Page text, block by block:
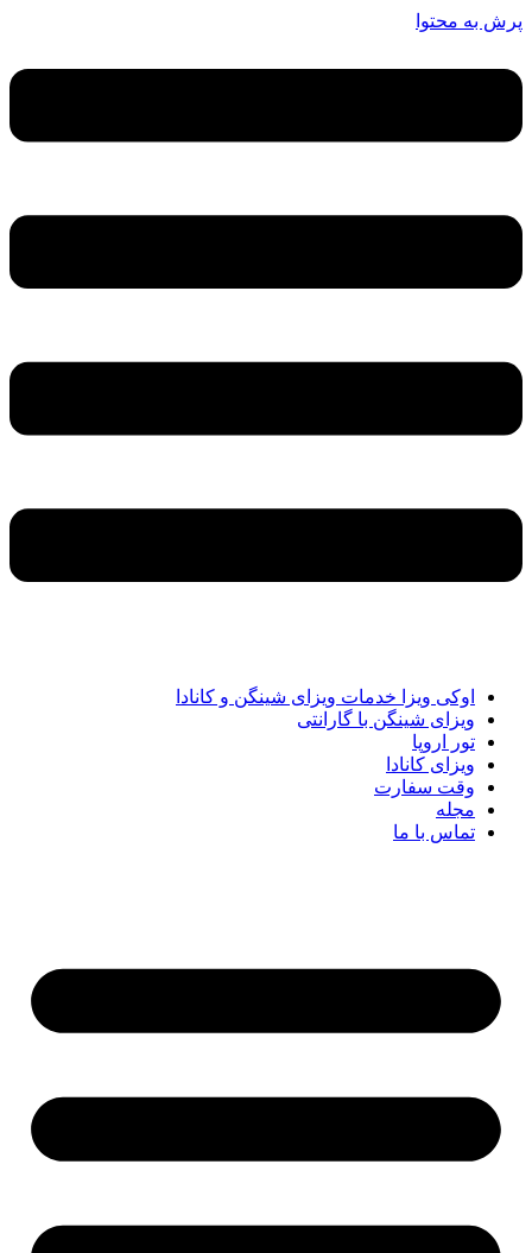
پرش به محتوا
اوکی ویزا خدمات ویزای شینگن و کانادا
ویزای شینگن با گارانتی
تور اروپا
ویزای کانادا
وقت سفارت
مجله
تماس با ما